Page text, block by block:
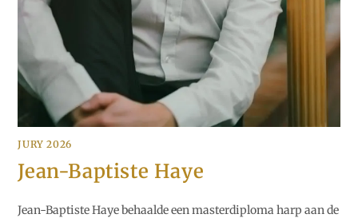
JURY 2026
Jean-Baptiste Haye
Jean-Baptiste Haye behaalde een masterdiploma harp aan de